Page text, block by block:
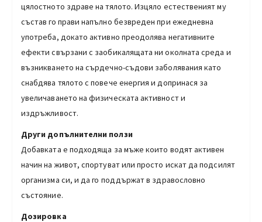
цялостното здраве на тялото. Изцяло естественият му
състав го прави напълно безвреден при ежедневна
употреба, докато активно преодолява негативните
ефекти свързани с заобикалящата ни околната среда и
възникването на сърдечно-съдови заболявания като
снабдява тялото с повече енергия и допринася за
увеличаването на физическата активност и
издръжливост.
Други допълнителни ползи
Добавката е подходяща за мъже които водят активен
начин на живот, спортуват или просто искат да подсилят
организма си, и да го поддържат в здравословно
състояние.
Дозировка